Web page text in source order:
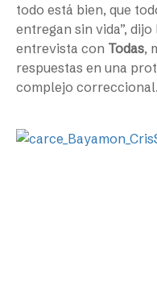
todo está bien, que
entregan sin vida”,
entrevista con Todas,
respuestas en una
complejo